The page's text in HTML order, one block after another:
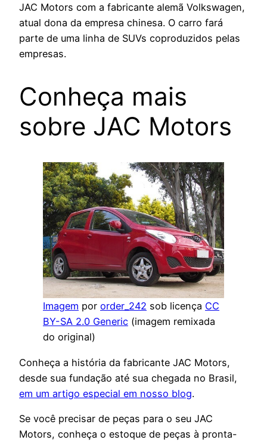
JAC Motors com a fabricante alemã Volkswagen,
atual dona da empresa chinesa. O carro fará
parte de uma linha de SUVs coproduzidos pelas
empresas.
Conheça mais
sobre JAC Motors
Imagem por order_242 sob licença CC
BY-SA 2.0 Generic (imagem remixada
do original)
Conheça a história da fabricante JAC Motors,
desde sua fundação até sua chegada no Brasil,
em um artigo especial em nosso blog.
Se você precisar de peças para o seu JAC
Motors, conheça o estoque de peças à pronta-